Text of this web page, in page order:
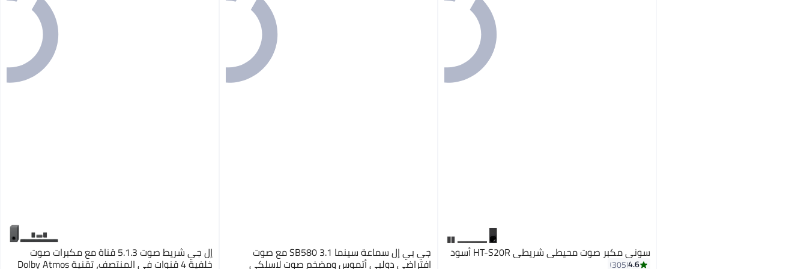
سوني مكبر صوت محيطي شريطي HT-S20R أسود
4.6
305
جي بي إل سماعة سينما SB580 3.1 مع صوت
افتراضي دولبي أتموس ومضخم صوت لاسلكي
إل جي شريط صوت 5.1.3 قناة مع مكبرات صوت
خلفية 4 قنوات في المنتصف، تقنية Dolby Atmos